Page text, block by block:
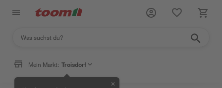
Mein Markt: Troisdorf
✕